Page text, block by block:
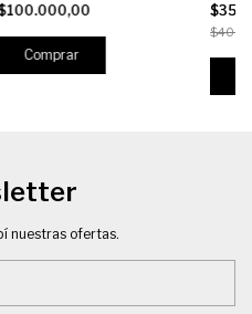
nuestras ofertas.